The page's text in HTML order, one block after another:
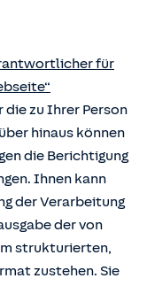
für
die zu Ihrer Person
hinaus können
die Berichtigung
Ihnen kann
der Verarbeitung
der von
strukturierten,
zustehen. Sie